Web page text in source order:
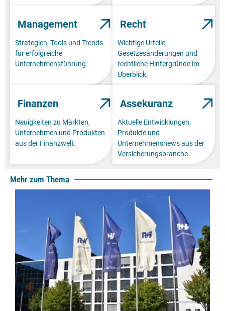
Management
Strategien, Tools und Trends
für erfolgreiche
Unternehmensführung.
Recht
Wichtige Urteile,
Gesetzesänderungen und
rechtliche Hintergründe im
Überblick.
Finanzen
Neuigkeiten zu Märkten,
Unternehmen und Produkten
aus der Finanzwelt.
Assekuranz
Aktuelle Entwicklungen,
Produkte und
Unternehmensnews aus der
Versicherungsbranche.
Mehr zum Thema